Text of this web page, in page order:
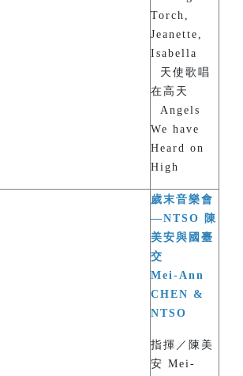
Torch,
Jeanette,
Isabella
天使歌唱
在高天
Angels
We have
Heard on
High
歲末音樂會
—NTSO 陳
美安與國臺
交
Mei-Ann
CHEN &
NTSO
指揮／陳美
安 Mei-